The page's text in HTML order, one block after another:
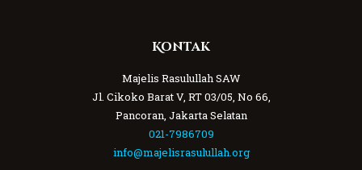
Kontak
Majelis Rasulullah SAW
Jl. Cikoko Barat V, RT 03/05, No 66,
Pancoran, Jakarta Selatan
021-7986709
info@majelisrasulullah.org